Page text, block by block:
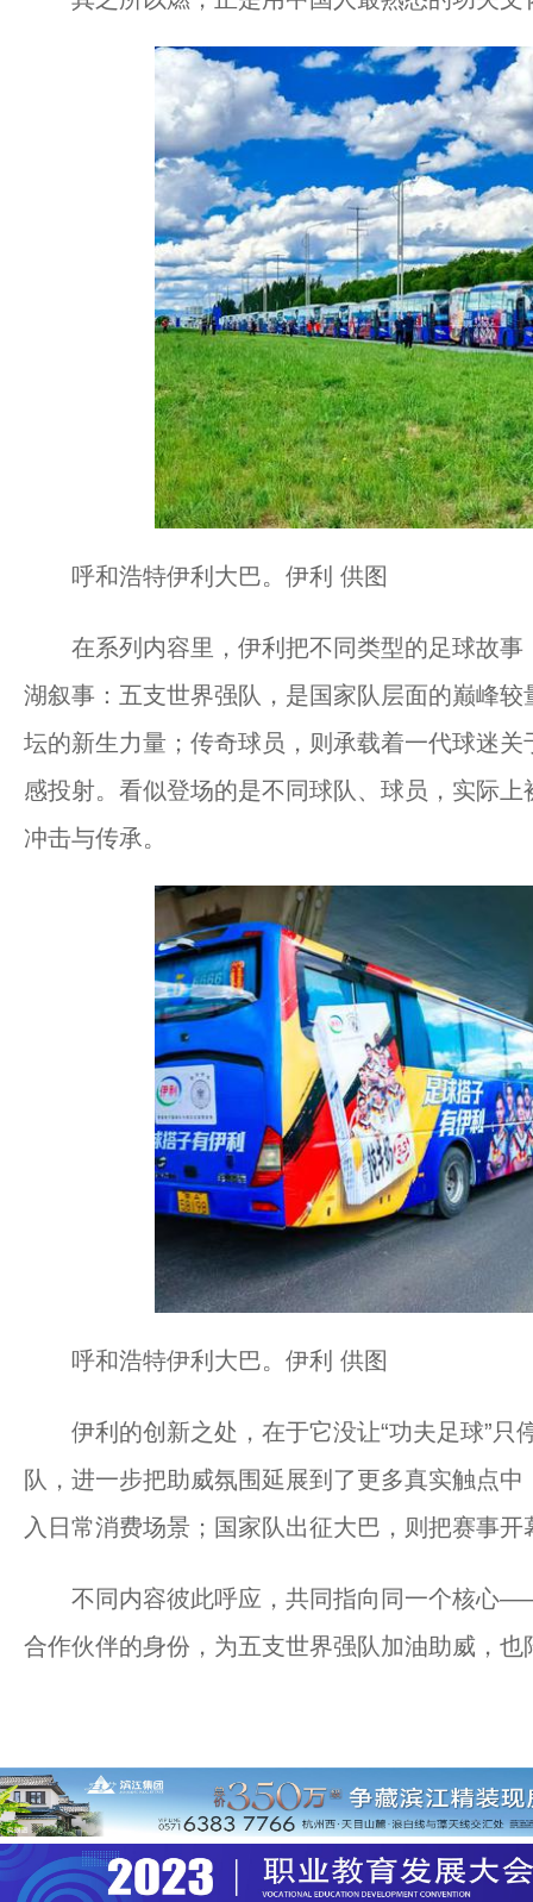
呼和浩特伊利大巴。伊利 供图
在系列内容里，伊利把不同类型的足球故事
湖叙事：五支世界强队，是国家队层面的巅峰
坛的新生力量；传奇球员，则承载着一代球迷
感投射。看似登场的是不同球队、球员，实际
冲击与传承。
呼和浩特伊利大巴。伊利 供图
伊利的创新之处，在于它没让“功夫足球”只
队，进一步把助威氛围延展到了更多真实触点
入日常消费场景；国家队出征大巴，则把赛事
不同内容彼此呼应，共同指向同一个核心
合作伙伴的身份，为五支世界强队加油助威，